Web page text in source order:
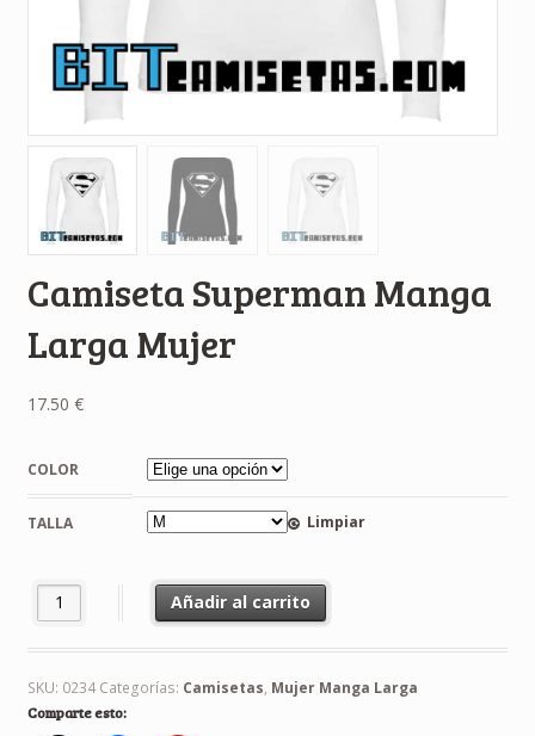
Camiseta Superman Manga
Larga Mujer
17.50 €
COLOR
TALLA Limpiar
Camiseta Superman Manga Larga Mujer cantidad
Añadir al carrito
SKU: 0234 Categorías: Camisetas, Mujer Manga Larga
Comparte esto: